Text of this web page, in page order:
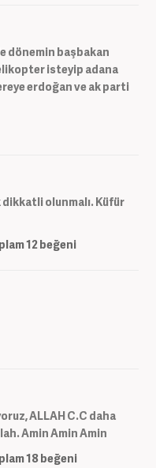
dönemin başbakan
isteyip adana
erdoğan ve ak parti
olunmalı. Küfür
12beğeni
ALLAH C.C daha
Amin Amin Amin
18beğeni